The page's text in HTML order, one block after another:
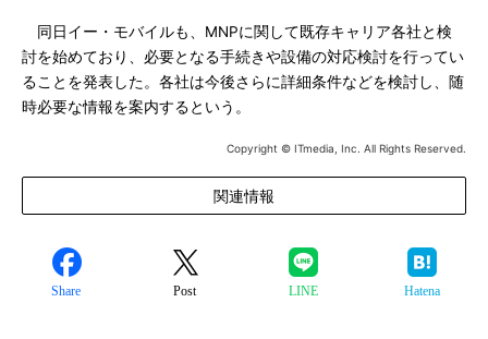
同日イー・モバイルも、MNPに関して既存キャリア各社と検
討を始めており、必要となる手続きや設備の対応検討を行ってい
ることを発表した。各社は今後さらに詳細条件などを検討し、随
時必要な情報を案内するという。
Copyright © ITmedia, Inc. All Rights Reserved.
関連情報
Share Post LINE Hatena